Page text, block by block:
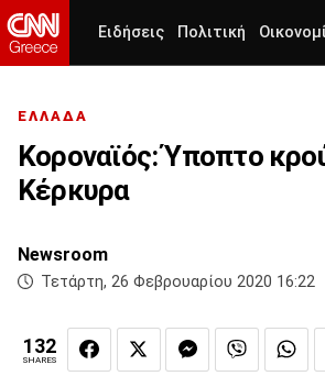
Ειδήσεις Πολιτική
ΕΛΛΑΔΑ
Κοροναϊός: Ύποπτο
Κέρκυρα
Newsroom
Τετάρτη, 26 Φεβρουαρίου 2020 16:22
132
SHARES